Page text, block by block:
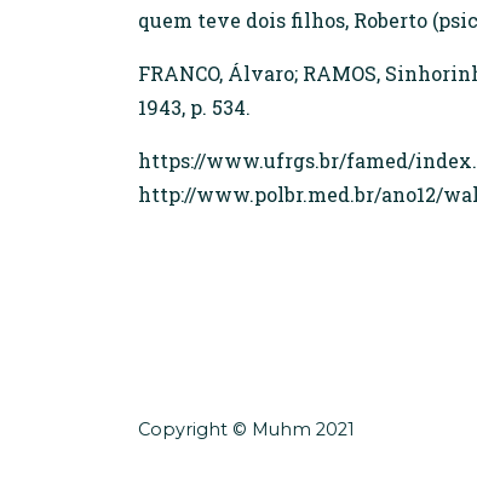
quem teve dois filhos, Roberto
FRANCO, Álvaro; RAMOS,
1943, p. 534.
https://www.ufrgs.br/famed/
http://www.polbr.med.br/ano12/
Copyright © Muhm 2021